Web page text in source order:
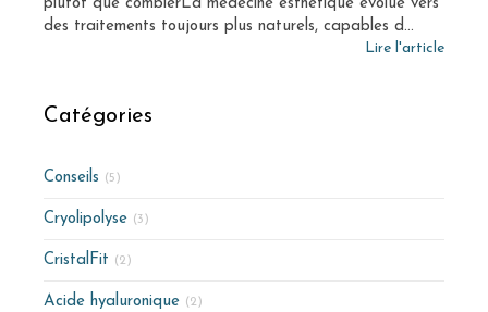
plutôt que comblerLa médecine esthétique évolue vers
des traitements toujours plus naturels, capables d...
Lire l'article
Catégories
Conseils (5)
Cryolipolyse (3)
CristalFit (2)
Acide hyaluronique (2)